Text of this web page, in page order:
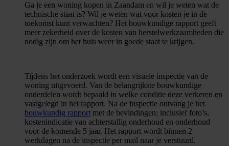
Ga je een woning kopen in Zaandam en wil je weten wat de
technische staat is? Wil je weten wat voor kosten je in de
toekomst kunt verwachten? Het bouwkundige rapport geeft
meer zekerheid over de kosten van herstelwerkzaamheden die
nodig zijn om het huis weer in goede staat te krijgen.
Tijdens het onderzoek wordt een visuele inspectie van de
woning uitgevoerd. Van de belangrijkste bouwkundige
onderdelen wordt bepaald in welke conditie deze verkeren en
vastgelegd in het rapport. Na de inspectie ontvang je het
bouwkundig rapport met de bevindingen; inclusief foto’s,
kostenindicatie van achterstallig onderhoud en onderhoud
voor de komende 5 jaar. Het rapport wordt binnen 2
werkdagen na de inspectie per mail naar je verstuurd.